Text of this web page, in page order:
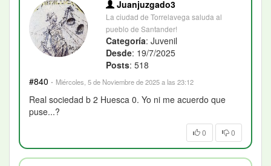
Juanjuzgado3
La ciudad de Torrelavega saluda al
pueblo de Santander!
Categoría: Juvenil
Desde: 19/7/2025
Posts: 518
#840 · Miércoles, 5 de Noviembre de 2025 a las 23:12
Real sociedad b 2 Huesca 0. Yo ni me acuerdo que
puse...?
0 0